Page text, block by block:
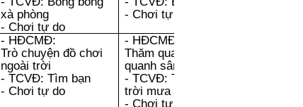
xà phòng
- Chơi tự do
- Chơi tự do
- HĐCMĐ:
Trò chuyện đồ chơi
ngoài trời
- TCVĐ: Tìm bạn
- Chơi tự do
- HĐCMĐ:
Thăm quan dạo
quanh sân trường
- TCVĐ: Trời nắng
trời mưa
- Chơi tự do